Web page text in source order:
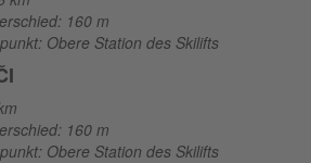
160 m
Obere Station des Skilifts
160 m
Obere Station des Skilifts